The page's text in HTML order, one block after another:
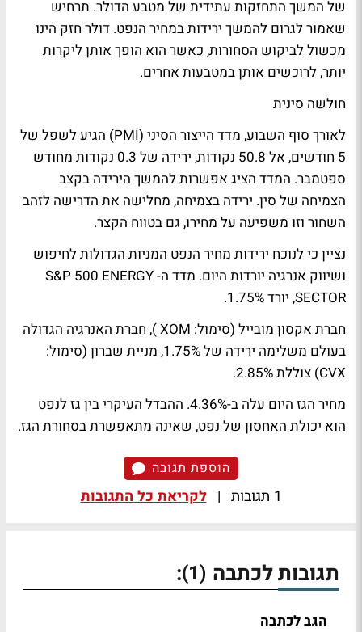
של המשך התחזקות עתידית של מטבע הדולר. תרחיש
שאמור לגרום להמשך ירידות במחיר הנפט. דולר חזק הינו
מכשול לביקוש הסחורות, כאשר הוא הופך אותן ליקרות
יותר, לרוכשים אותן במטבעות אחרים.
חולשה סינית
לאורך סוף השבוע, מדד הייצור הסיני (PMI) הגיע לשפל של
5 חודשים, אל 50.8 נקודות, ירידה של 0.3 נקודות מחודש
ספטמבר. המדד הציג אפשרות להמשך הירידה בקצב
הצמיחה של סין. ירידה בצמיחה, מחלישה את הדרישה לזהב
השחור וזו משפיעה על מחירו, גם בטווח הקצר.
נציין כי לנוכח ירידות מחיר הנפט המניות הגדולות לחיפוש
ושיווק אנרגיה יורדות היום. מדד ה- S&P 500 ENERGY
SECTOR, יורד 1.75%.
חברת אקסון מובייל (סימול: XOM ), חברת האנרגיה הגדולה
בעולם משלימה ירידה של 1.75%, מניית שברון (סימול:
CVX) צוללת 2.85%.
מחיר הגז היום עלה ב-4.36%. ההבדל העיקרי בין גז לנפט
הוא יכולת האחסון של נפט, שאינה מתאפשרת בסחורת הגז.
הוספת תגובה
1 תגובות | לקריאת כל התגובות
תגובות לכתבה (1)
:
הגב לכתבה